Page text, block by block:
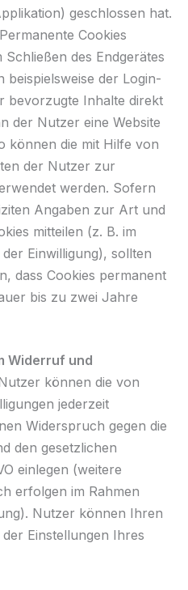
geschlossen hat.
Permanente Cookies
des Endgerätes
beispielsweise der Login-
bevorzugte Inhalte direkt
der Nutzer eine Website
können die mit Hilfe von
der Nutzer zur
werden. Sofern
Angaben zur Art und
mitteilen (z. B. im
Einwilligung), sollten
dass Cookies permanent
bis zu zwei Jahre
Widerruf und
können die von
jederzeit
Widerspruch gegen die
den gesetzlichen
einlegen (weitere
erfolgen im Rahmen
Nutzer können Ihren
Einstellungen Ihres